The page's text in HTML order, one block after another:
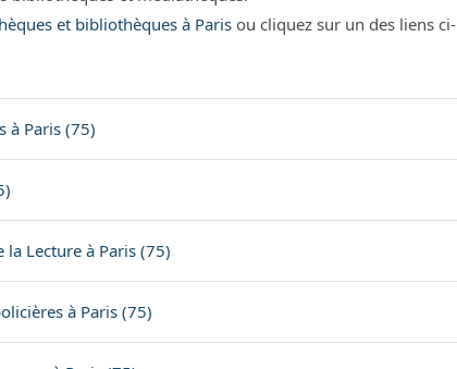
et bibliothèques à Paris ou cliquez sur un des liens ci-
à Paris (75)
Lecture à Paris (75)
à Paris (75)